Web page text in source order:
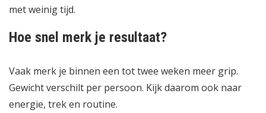
met weinig tijd.
Hoe snel merk je resultaat?
Vaak merk je binnen een tot twee weken meer grip.
Gewicht verschilt per persoon. Kijk daarom ook naar
energie, trek en routine.